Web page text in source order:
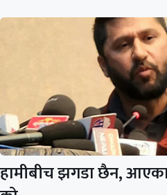
हामीबीच झगडा छैन, आएका